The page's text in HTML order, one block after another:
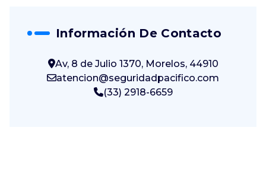
Información De Contacto
Av, 8 de Julio 1370, Morelos, 44910
atencion@seguridadpacifico.com
(33) 2918-6659